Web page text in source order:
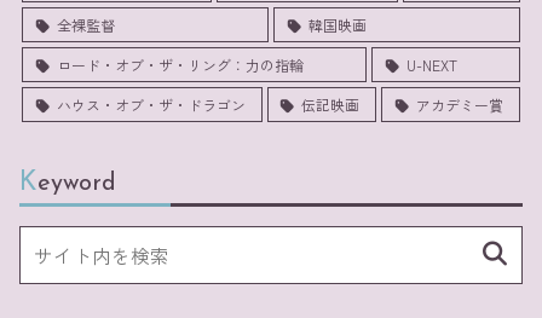
全裸監督
韓国映画
ロード・オブ・ザ・リング：力の指輪
U-NEXT
ハウス・オブ・ザ・ドラゴン
伝記映画 アカデミー賞
Keyword